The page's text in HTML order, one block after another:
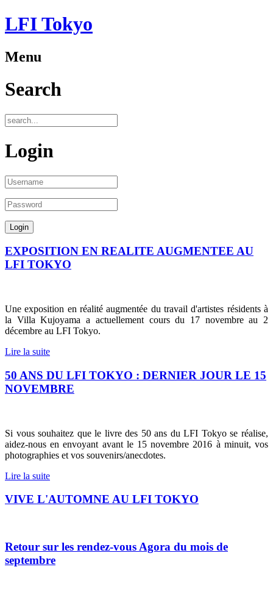
LFI Tokyo
Menu
Search
Login
EXPOSITION EN REALITE AUGMENTEE AU
LFI TOKYO
Une exposition en réalité augmentée du travail d'artistes résidents à
la Villa Kujoyama a actuellement cours du 17 novembre au 2
décembre au LFI Tokyo.
Lire la suite
50 ANS DU LFI TOKYO : DERNIER JOUR LE 15
NOVEMBRE
Si vous souhaitez que le livre des 50 ans du LFI Tokyo se réalise,
aidez-nous en envoyant avant le 15 novembre 2016 à minuit, vos
photographies et vos souvenirs/anecdotes.
Lire la suite
VIVE L'AUTOMNE AU LFI TOKYO
Retour sur les rendez-vous Agora du mois de
septembre